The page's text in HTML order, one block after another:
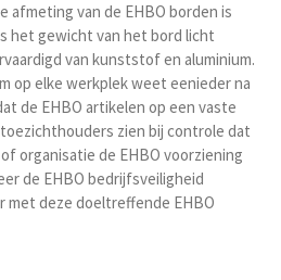
afmeting van de EHBO borden is
het gewicht van het bord licht
van kunststof en aluminium.
op elke werkplek weet eenieder na
de EHBO artikelen op een vaste
zien bij controle dat
organisatie de EHBO voorziening
de EHBO bedrijfsveiligheid
met deze doeltreffende EHBO